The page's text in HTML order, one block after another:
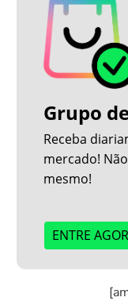
Grupo
Receba
mercado!
mesmo!
ENTRE